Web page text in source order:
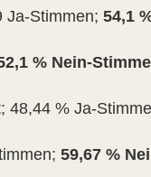
Ja-Stimmen; 54,1
% Nein-
48,44 % Ja-
59,67 %